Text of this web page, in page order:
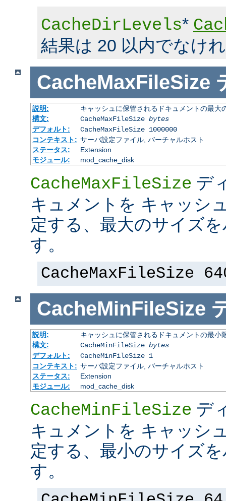
CacheDirLevels*
結果は 20 以内でなけ
CacheMaxFileSize
説明:
キャッシュに保管されるドキュメントの最大
構文:
CacheMaxFileSize bytes
デフォルト:
CacheMaxFileSize 1000000
コンテキスト: サーバ設定ファイル, バーチャルホスト
ステータス:
Extension
モジュール:
mod_cache_disk
CacheMaxFileSize デ
キュメントを キャッシ
定する、最大のサイズ
す。
CacheMaxFileSize
CacheMinFileSize
説明:
キャッシュに保管されるドキュメントの最小
構文:
CacheMinFileSize bytes
デフォルト:
CacheMinFileSize 1
コンテキスト: サーバ設定ファイル, バーチャルホスト
ステータス:
Extension
モジュール:
mod_cache_disk
CacheMinFileSize デ
キュメントを キャッシ
定する、最小のサイズ
す。